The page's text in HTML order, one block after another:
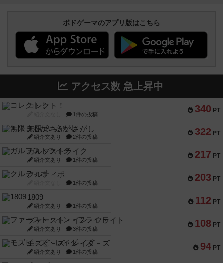
ボドゲーマのアプリ版はこちら
アクセス数 急上昇中
340 PT
コレクト！
1件の投稿
322 PT
無限まちがいさがし
紹介文あり 2件の投稿
217 PT
ガルフストライク
紹介文あり 1件の投稿
203 PT
クルティボ
1件の投稿
112 PT
1809
紹介文あり 1件の投稿
108 PT
ファースト・イン・フライト
紹介文あり 3件の投稿
94 PT
モズビ－ズ・レイダ－ズ
紹介文あり 1件の投稿